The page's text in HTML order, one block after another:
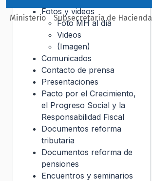
Ministerio Subsecretaría de Hacienda
Fotos y videos
Foto MH al día
Videos
(Imagen)
Comunicados
Contacto de prensa
Presentaciones
Pacto por el Crecimiento,
el Progreso Social y la
Responsabilidad Fiscal
Documentos reforma
tributaria
Documentos reforma de
pensiones
Encuentros y seminarios